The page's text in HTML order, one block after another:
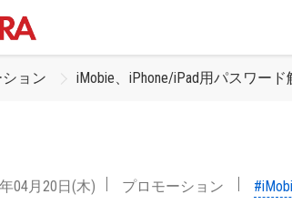
ョン iMobie、iPhone/iPad用パスワー
04月20日(木) プロモーション